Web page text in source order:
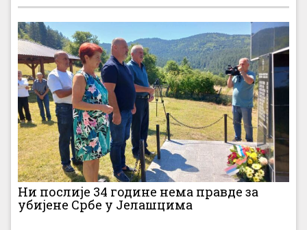
Ни послије 34 године нема правде за
убијене Србе у Јелашцима